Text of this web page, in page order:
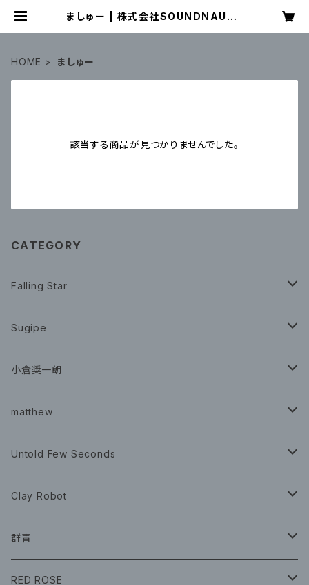
ましゅー | 株式会社SOUNDNAUTS
HOME ましゅー
該当する商品が見つかりませんでした。
CATEGORY
Falling Star
CD
グッズ
チェキ ブロマイド
イベント
ツアーグッズ
Sugipe
チケット
CD
グッズ
小倉奨一朗
イベント
グッズ
CD
matthew
Book
CD
Untold Few Seconds
グッズ
CD
Clay Robot
グッズ
CD
群青
イベント
RED ROSE